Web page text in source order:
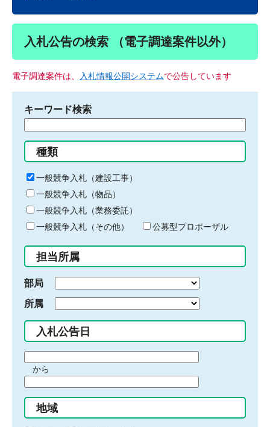
入札公告の検索 （電子調達案件以外）
電子調達案件は、 入札情報公開システムで公告しています
キーワード検索
る
キ
ー
ワ
ー
ド
入
力
種類
一般競争入札（建設工事）
一般競争入札（物品）
一般競争入札（業務委託）
一般競争入札（その他）
公募型プロポーザル
担当所属
部局
所属
入札公告日
間
始
り
から
間
終
地域